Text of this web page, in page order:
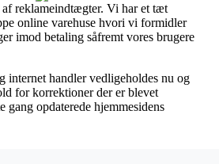
af reklameindtægter. Vi har et tæt
online varehuse hvori vi formidler
imod betaling såfremt vores brugere
internet handler vedligeholdes nu og
for korrektioner der er blevet
gang opdaterede hjemmesidens